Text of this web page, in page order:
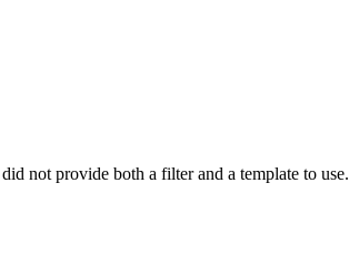
not provide both a filter and a template to use.